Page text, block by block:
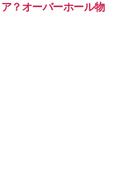
？オーバーホール物